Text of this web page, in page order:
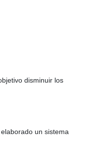
disminuir los
un sistema